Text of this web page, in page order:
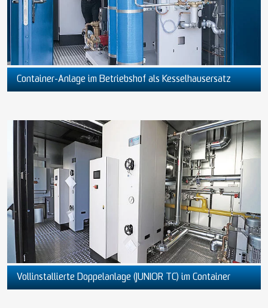
Container-Anlage im Betriebshof als Kesselhausersatz
Vollinstallierte Doppelanlage (JUNIOR TC) im Container